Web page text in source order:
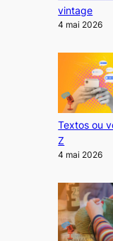
vintage
4 mai 2026
Textos ou
Z
4 mai 2026